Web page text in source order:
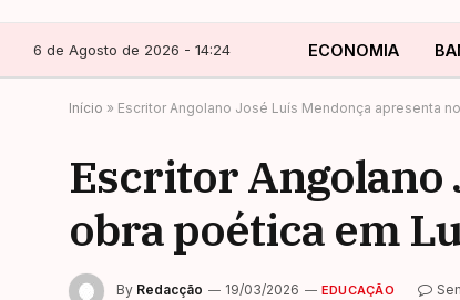
6 de Agosto de 2026 - 14:24 ECONOMIA
Início » Escritor Angolano José Luís Mendonça apresenta
Escritor Angolano
obra poética em
By Redacção 19/03/2026 EDUCAÇÃO